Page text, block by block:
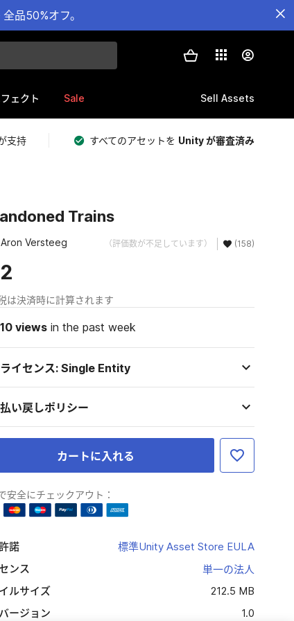
品50%オフ。
ェクト Sale Sell Assets
支持 すべてのアセットを Unity が審査済み
Trains
Aron Versteeg （評価数が不足しています） (158)
は決済時に計算されます
10viewsin the past week
ライセンス: Single Entity
払い戻しポリシー
カートに入れる
安全にチェックアウト：
諾
標準Unity Asset Store EULA
ンス
単一の法人
ルサイズ
212.5 MB
ージョン
1.0